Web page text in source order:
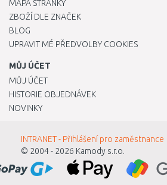
MAPA STRÁNKY
ZBOŽÍ DLE ZNAČEK
BLOG
UPRAVIT MÉ PŘEDVOLBY COOKIES
MŮJ ÚČET
MŮJ ÚČET
HISTORIE OBJEDNÁVEK
NOVINKY
INTRANET - Přihlášení pro zaměstnance
© 2004 - 2026 Kamody s.r.o.